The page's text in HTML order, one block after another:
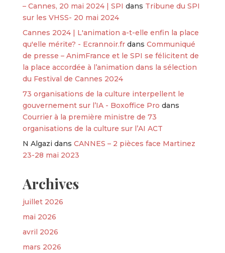
– Cannes, 20 mai 2024 | SPI dans Tribune du SPI
sur les VHSS- 20 mai 2024
Cannes 2024 | L'animation a-t-elle enfin la place
qu'elle mérite? - Ecrannoir.frdans Communiqué
de presse – AnimFrance et le SPI se félicitent de
la place accordée à l’animation dans la sélection
du Festival de Cannes 2024
73 organisations de la culture interpellent le
gouvernement sur l’IA - Boxoffice Pro dans
Courrier à la première ministre de 73
organisations de la culture sur l’AI ACT
N Algazi dans CANNES – 2 pièces face Martinez
23-28 mai 2023
Archives
juillet 2026
mai 2026
avril 2026
mars 2026